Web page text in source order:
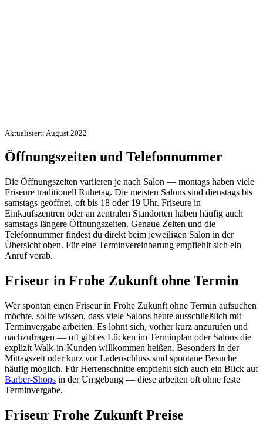
Aktualisiert: August 2022
Öffnungszeiten und Telefonnummer
Die Öffnungszeiten variieren je nach Salon — montags haben viele
Friseure traditionell Ruhetag. Die meisten Salons sind dienstags bis
samstags geöffnet, oft bis 18 oder 19 Uhr. Friseure in
Einkaufszentren oder an zentralen Standorten haben häufig auch
samstags längere Öffnungszeiten. Genaue Zeiten und die
Telefonnummer findest du direkt beim jeweiligen Salon in der
Übersicht oben. Für eine Terminvereinbarung empfiehlt sich ein
Anruf vorab.
Friseur in Frohe Zukunft ohne Termin
Wer spontan einen Friseur in Frohe Zukunft ohne Termin aufsuchen
möchte, sollte wissen, dass viele Salons heute ausschließlich mit
Terminvergabe arbeiten. Es lohnt sich, vorher kurz anzurufen und
nachzufragen — oft gibt es Lücken im Terminplan oder Salons die
explizit Walk-in-Kunden willkommen heißen. Besonders in der
Mittagszeit oder kurz vor Ladenschluss sind spontane Besuche
häufig möglich. Für Herrenschnitte empfiehlt sich auch ein Blick auf
Barber-Shops in der Umgebung — diese arbeiten oft ohne feste
Terminvergabe.
Friseur Frohe Zukunft Preise